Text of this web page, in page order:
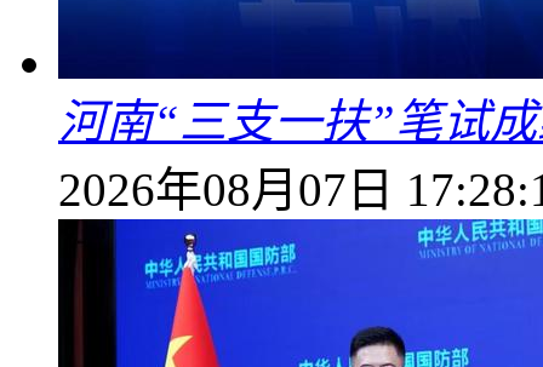
河南“三支一扶”笔试
2026年08月07日